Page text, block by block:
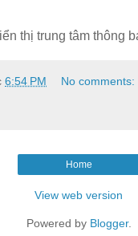
thị trung tâm thông
6:54 PM No comments:
Home
View web version
Powered by Blogger.